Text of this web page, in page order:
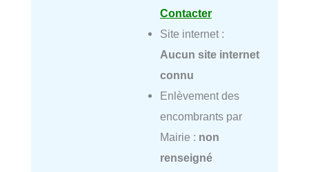
Contacter
Site internet :
Aucun site internet
connu
Enlèvement des
encombrants par
Mairie : non
renseigné